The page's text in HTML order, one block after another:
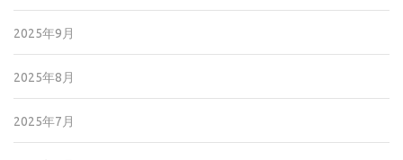
2025年9月
2025年8月
2025年7月